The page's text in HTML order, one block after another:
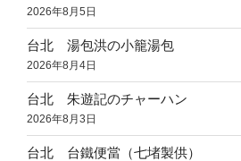
2026年8月5日
台北 湯包洪の小籠湯包
2026年8月4日
台北 朱遊記のチャーハン
2026年8月3日
台北 台鐵便當（七堵製供）